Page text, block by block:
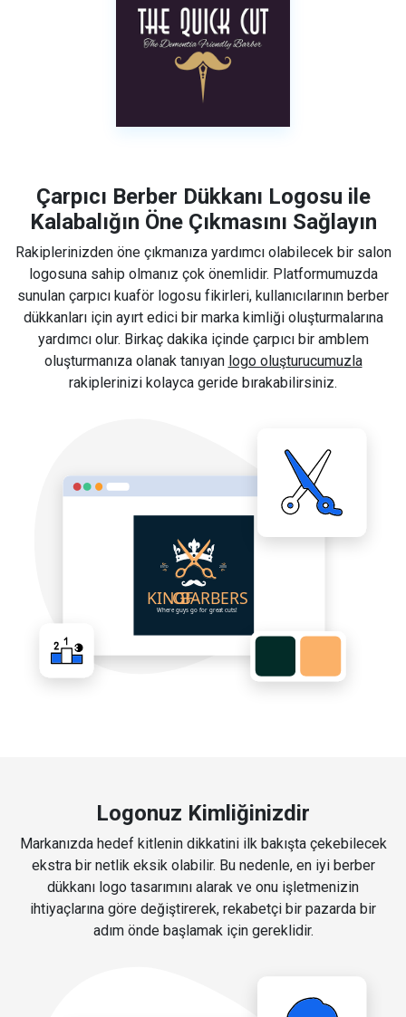
Çarpıcı Berber Dükkanı Logosu ile
Kalabalığın Öne Çıkmasını Sağlayın
Rakiplerinizden öne çıkmanıza yardımcı olabilecek bir salon
logosuna sahip olmanız çok önemlidir. Platformumuzda
sunulan çarpıcı kuaför logosu fikirleri, kullanıcılarının berber
dükkanları için ayırt edici bir marka kimliği oluşturmalarına
yardımcı olur. Birkaç dakika içinde çarpıcı bir amblem
oluşturmanıza olanak tanıyan logo oluşturucumuzla
rakiplerinizi kolayca geride bırakabilirsiniz.
Logonuz Kimliğinizdir
Markanızda hedef kitlenin dikkatini ilk bakışta çekebilecek
ekstra bir netlik eksik olabilir. Bu nedenle, en iyi berber
dükkanı logo tasarımını alarak ve onu işletmenizin
ihtiyaçlarına göre değiştirerek, rekabetçi bir pazarda bir
adım önde başlamak için gereklidir.